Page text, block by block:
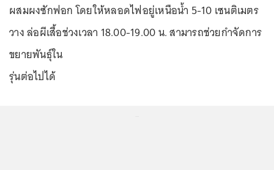
ผสมผงซักฟอก โดยให้หลอดไฟอยู่เหนือน้ำ 5-10 เซนติเมตร
วาง ล่อผีเสื้อช่วงเวลา 18.00-19.00 น. สามารถช่วยกำจัดการ
ขยายพันธุ์ใน
รุ่นต่อไปได้